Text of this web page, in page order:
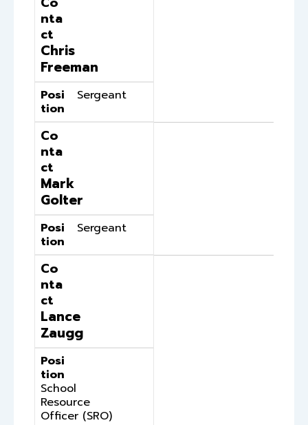
nta
ct
Chris
Freeman
Posi
tion
Sergeant
Co
nta
ct
Mark
Golter
Posi
tion
Sergeant
Co
nta
ct
Lance
Zaugg
Posi
tion
School
Resource
Officer (SRO)